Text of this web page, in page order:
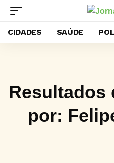
CIDADES SAÚDE
Resultados
por: